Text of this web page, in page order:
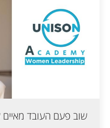
שוב פעם העובד מאיים